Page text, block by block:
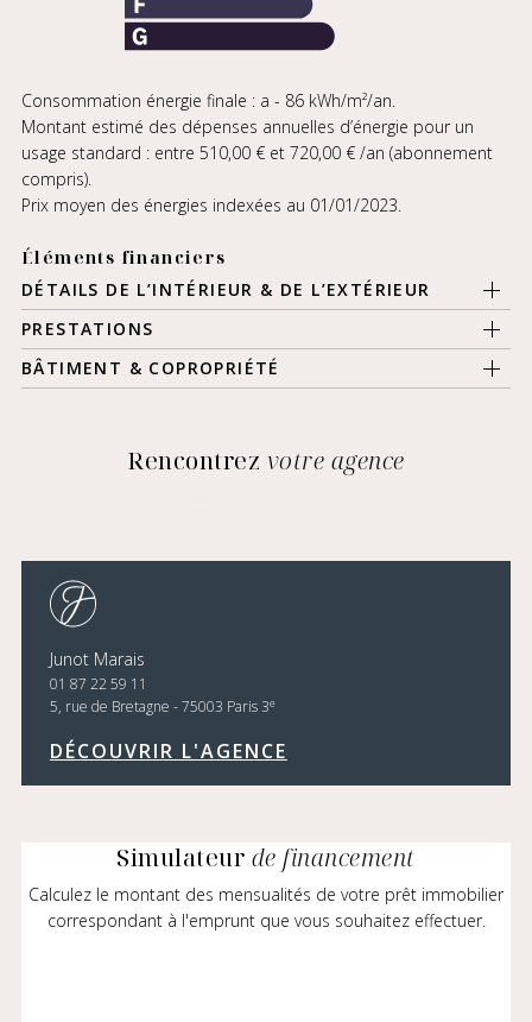
Consommation énergie finale : a - 86 kWh/m²/an.
Montant estimé des dépenses annuelles d’énergie pour un
usage standard : entre 510,00 € et 720,00 € /an (abonnement
compris).
Prix moyen des énergies indexées au 01/01/2023.
Éléments financiers
DÉTAILS DE L’INTÉRIEUR & DE L’EXTÉRIEUR
PRESTATIONS
BÂTIMENT & COPROPRIÉTÉ
Rencontrez votre agence
Junot Marais
01 87 22 59 11
5, rue de Bretagne - 75003 Paris 3e
DÉCOUVRIR L'AGENCE
Simulateur de financement
Calculez le montant des mensualités de votre prêt immobilier
correspondant à l'emprunt que vous souhaitez effectuer.